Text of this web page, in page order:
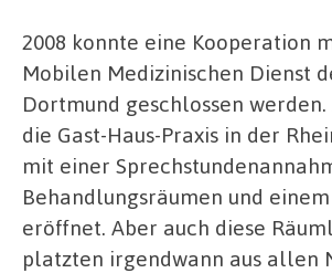
2008 konnte eine Kooperation
Mobilen Medizinischen Dienst
Dortmund geschlossen werden.
die Gast-Haus-Praxis in der
mit einer
Behandlungsräumen und
eröffnet. Aber auch diese
platzten irgendwann aus allen